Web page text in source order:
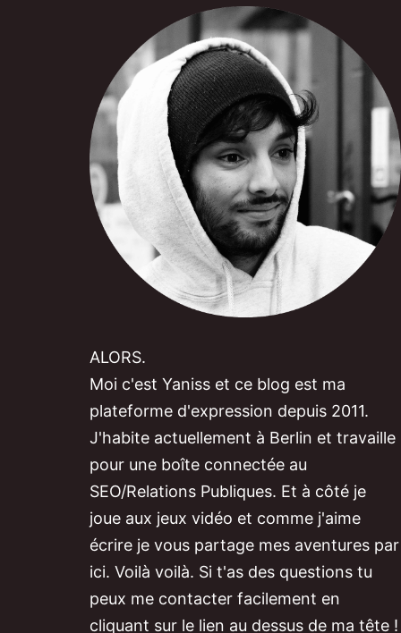
ALORS.
Moi c'est Yaniss et ce blog est ma
plateforme d'expression depuis 2011.
J'habite actuellement à Berlin et travaille
pour une boîte connectée au
SEO/Relations Publiques. Et à côté je
joue aux jeux vidéo et comme j'aime
écrire je vous partage mes aventures par
ici. Voilà voilà. Si t'as des questions tu
peux me contacter facilement en
cliquant sur le lien au dessus de ma tête !